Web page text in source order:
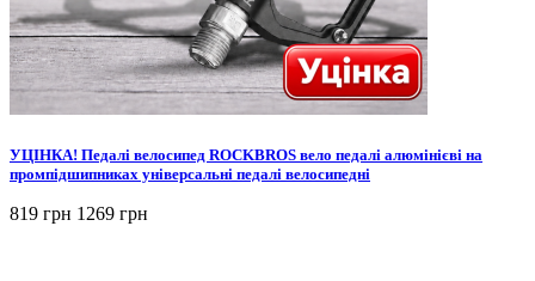
УЦІНКА! Педалі велосипед ROCKBROS вело педалі алюмінієві на
промпідшипниках універсальні педалі велосипедні
819 грн 1269 грн